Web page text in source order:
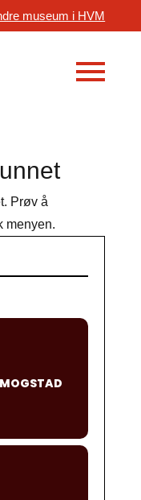
museum i HVM
Prøv å
menyen.